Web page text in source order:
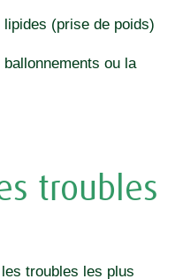
(prise de poids)
ou la
troubles
troubles les plus